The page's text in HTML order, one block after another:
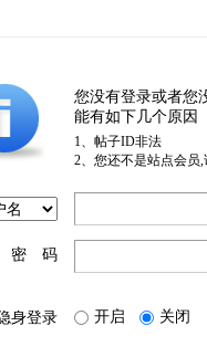
您没有登录或者您
能有如下几个原因
1、帖子ID非法
2、您还不是站点会员
密 码
身登录 开启 关闭